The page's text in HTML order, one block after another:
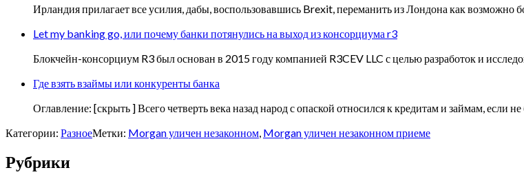
Ирландия прилагает все усилия, дабы, воспользовавшись Brexit, переманить из Лондона как возможно
Let my banking go, или почему банки потянулись на выход из консорциума r3
Блокчейн-консорциум R3 был основан в 2015 году компанией R3CEV LLC с целью разработок и
Где взять взаймы или конкуренты банка
Оглавление: [скрыть ] Всего четверть века назад народ с опаской относился к кредитам и займам, если
Категории: РазноеМетки: Morgan уличен незаконном, Morgan уличен незаконном приеме
Рубрики